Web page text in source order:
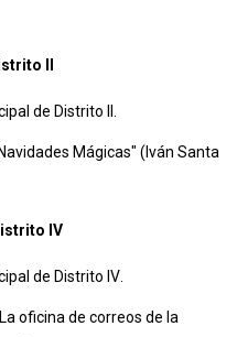
II
de Distrito II
Mágicas" (Iván Santa
IV
de Distrito IV
oficina de correos de la